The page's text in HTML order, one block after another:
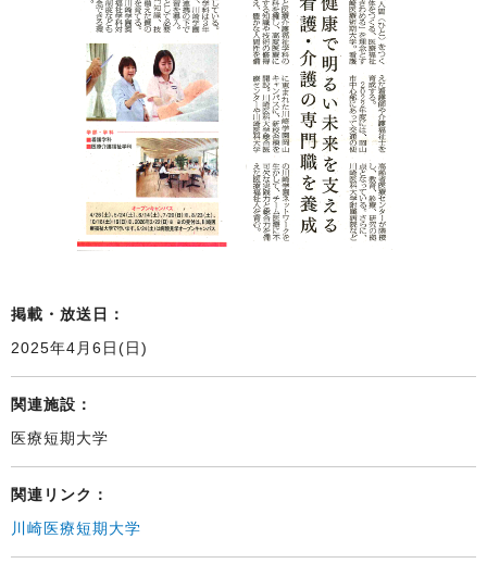
掲載・放送日：
2025年4月6日(日)
関連施設：
医療短期大学
関連リンク：
川崎医療短期大学